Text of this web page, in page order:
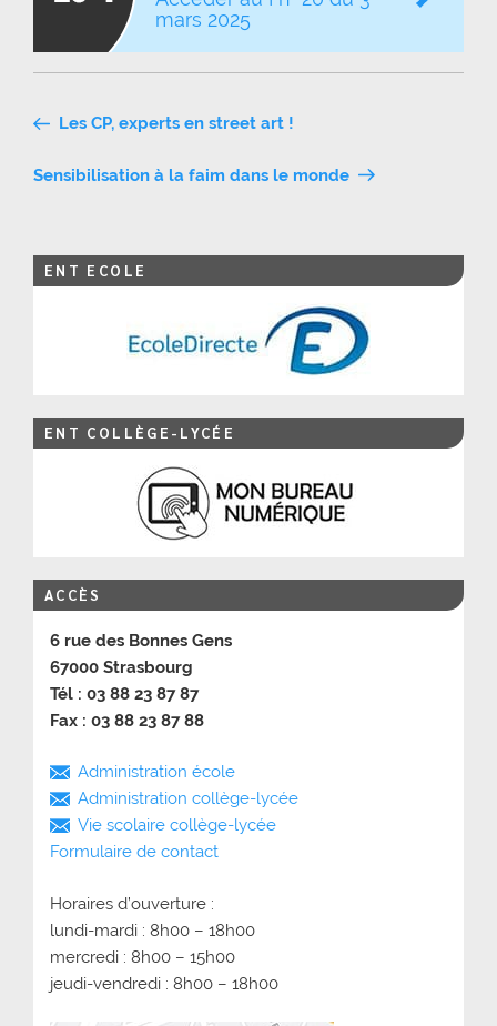
mars 2025
Navigation
de
Les CP, experts en street art !
Sensibilisation à la faim dans le monde
ENT ECOLE
ENT COLLÈGE-LYCÉE
ACCÈS
6 rue des Bonnes Gens
67000 Strasbourg
Tél : 03 88 23 87 87
Fax : 03 88 23 87 88
Administration école
Administration collège-lycée
Vie scolaire collège-lycée
Formulaire de contact
Horaires d’ouverture :
lundi-mardi : 8h00 – 18h00
mercredi : 8h00 – 15h00
jeudi-vendredi : 8h00 – 18h00